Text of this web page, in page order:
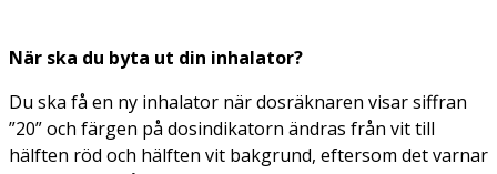
När ska du byta ut din inhalator?
Du ska få en ny inhalator när dosräknaren visar siffran
”20” och färgen på dosindikatorn ändras från vit till
hälften röd och hälften vit bakgrund, eftersom det varnar